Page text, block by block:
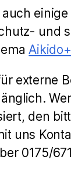
auch
und
externe
den
uns
0175/